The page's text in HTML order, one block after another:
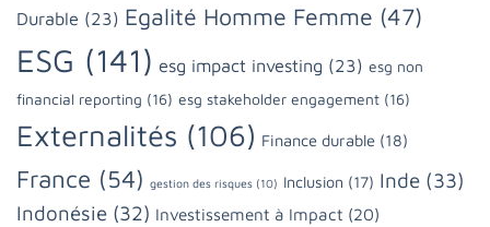
Durable (23) Egalité Homme Femme (47)
ESG (141) esg impact investing (23) esg non
financial reporting (16) esg stakeholder engagement (16)
Externalités (106) Finance durable (18)
France (54) gestion des risques (10) Inclusion (17) Inde (33)
Indonésie (32) Investissement à Impact (20)